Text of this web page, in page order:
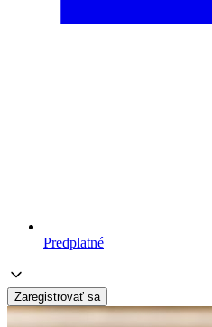
Predplatné
Zaregistrovať sa